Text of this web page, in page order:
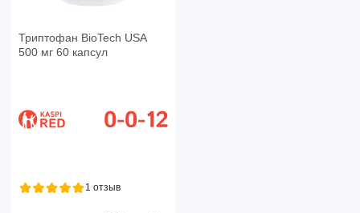
Триптофан BioTech USA
500 мг 60 капсул
1 отзыв